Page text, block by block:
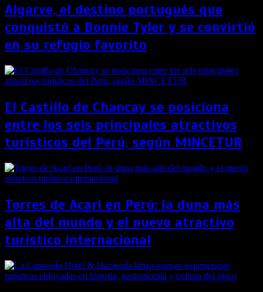
Algarve, el destino portugués que
conquistó a Bonnie Tyler y se convirtió
en su refugio favorito
El Castillo de Chancay se posiciona
entre los seis principales atractivos
turísticos del Perú, según MINCETUR
Torres de Acarí en Perú: la duna más
alta del mundo y el nuevo atractivo
turístico internacional